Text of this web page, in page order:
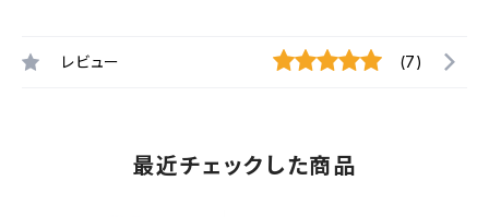
レビュー (7)
最近チェックした商品